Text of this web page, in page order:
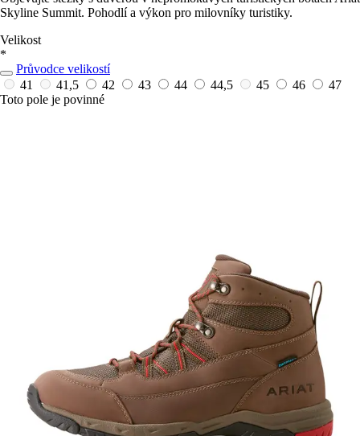
Skyline Summit. Pohodlí a výkon pro milovníky turistiky.
Velikost
*
Průvodce velikostí
41
41,5 42 43 44 44,5 45 46
47
Toto pole je povinné